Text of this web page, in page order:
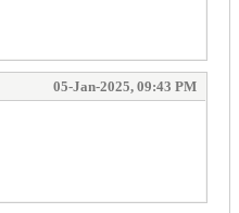
05-Jan-2025, 09:43 PM